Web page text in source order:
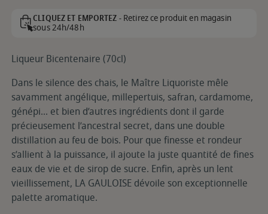
CLIQUEZ ET EMPORTEZ -Retirez ce produit en magasin
sous 24h/48h
Liqueur Bicentenaire (70cl)
Dans le silence des chais, le Maître Liquoriste mêle
savamment angélique, millepertuis, safran, cardamome,
génépi... et bien d’autres ingrédients dont il garde
précieusement l’ancestral secret, dans une double
distillation au feu de bois. Pour que finesse et rondeur
s’allient à la puissance, il ajoute la juste quantité de fines
eaux de vie et de sirop de sucre. Enfin, après un lent
vieillissement, LA GAULOISE dévoile son exceptionnelle
palette aromatique.